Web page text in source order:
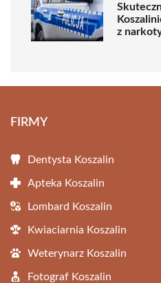
z
FIRMY
Dentysta Koszalin
Apteka Koszalin
Lombard Koszalin
Kwiaciarnia Koszalin
Weterynarz Koszalin
Fotograf Koszalin